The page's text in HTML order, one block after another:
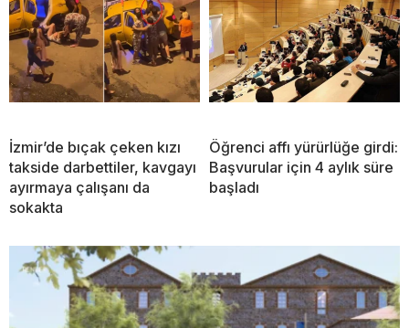
İzmir’de bıçak çeken kızı
takside darbettiler, kavgayı
ayırmaya çalışanı da
sokakta
Öğrenci affı yürürlüğe girdi:
Başvurular için 4 aylık süre
başladı